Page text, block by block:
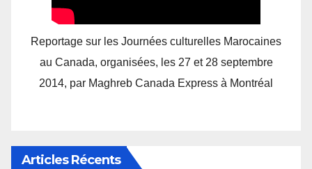
Reportage sur les Journées culturelles Marocaines
au Canada, organisées, les 27 et 28 septembre
2014, par Maghreb Canada Express à Montréal
Articles Récents